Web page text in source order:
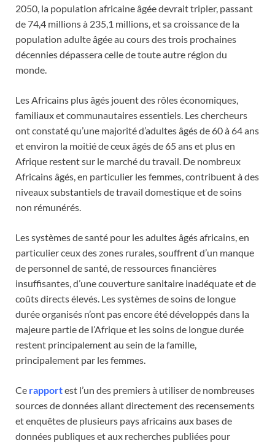
2050, la population africaine âgée devrait tripler, passant
de 74,4 millions à 235,1 millions, et sa croissance de la
population adulte âgée au cours des trois prochaines
décennies dépassera celle de toute autre région du
monde.
Les Africains plus âgés jouent des rôles économiques,
familiaux et communautaires essentiels. Les chercheurs
ont constaté qu’une majorité d’adultes âgés de 60 à 64 ans
et environ la moitié de ceux âgés de 65 ans et plus en
Afrique restent sur le marché du travail. De nombreux
Africains âgés, en particulier les femmes, contribuent à des
niveaux substantiels de travail domestique et de soins
non rémunérés.
Les systèmes de santé pour les adultes âgés africains, en
particulier ceux des zones rurales, souffrent d’un manque
de personnel de santé, de ressources financières
insuffisantes, d’une couverture sanitaire inadéquate et de
coûts directs élevés. Les systèmes de soins de longue
durée organisés n’ont pas encore été développés dans la
majeure partie de l’Afrique et les soins de longue durée
restent principalement au sein de la famille,
principalement par les femmes.
Ce rapportest l’un des premiers à utiliser de nombreuses
sources de données allant directement des recensements
et enquêtes de plusieurs pays africains aux bases de
données publiques et aux recherches publiées pour